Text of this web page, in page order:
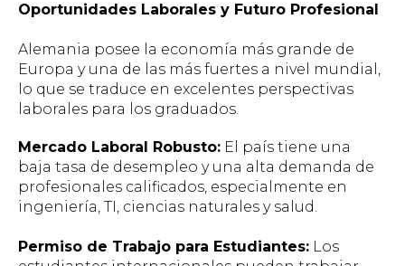
Oportunidades Laborales y Futuro Profesional
Alemania posee la economía más grande de
Europa y una de las más fuertes a nivel mundial,
lo que se traduce en excelentes perspectivas
laborales para los graduados.
Mercado Laboral Robusto: El país tiene una
baja tasa de desempleo y una alta demanda de
profesionales calificados, especialmente en
ingeniería, TI, ciencias naturales y salud.
Permiso de Trabajo para Estudiantes: Los